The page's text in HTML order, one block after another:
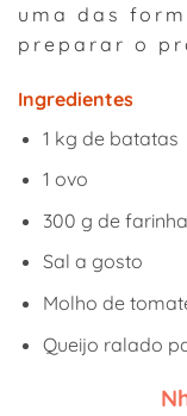
uma das
preparar o
Ingredientes
1 kg de batatas
1 ovo
300 g de
Sal a gosto
Molho de
Queijo ralado